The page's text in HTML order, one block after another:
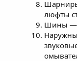
люфты
Шины —